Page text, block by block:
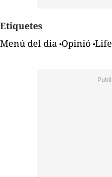
Etiquetes
Menú del dia Opinió